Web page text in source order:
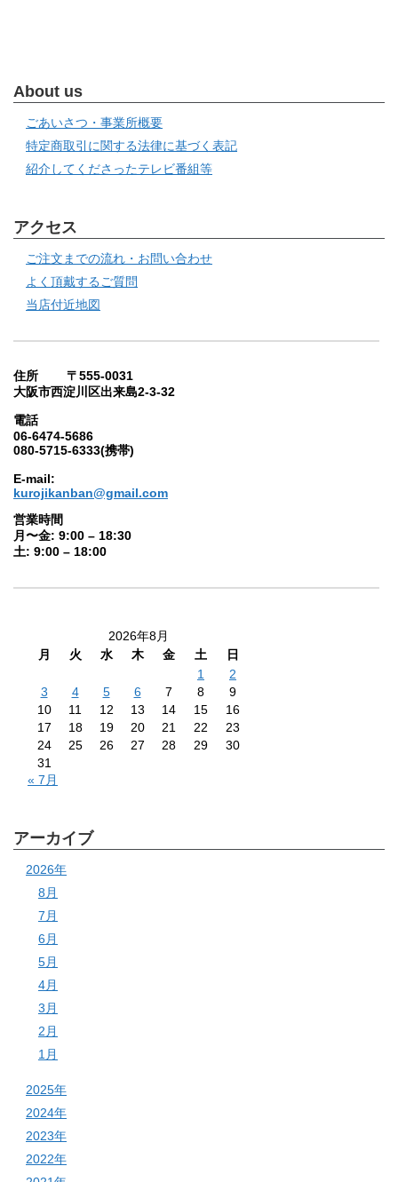
About us
ごあいさつ・事業所概要
特定商取引に関する法律に基づく表記
紹介してくださったテレビ番組等
アクセス
ご注文までの流れ・お問い合わせ
よく頂戴するご質問
当店付近地図
住所 〒555-0031
大阪市西淀川区出来島2-3-32
電話
06-6474-5686
080-5715-6333(携帯)
E-mail:
kurojikanban@gmail.com
営業時間
月〜金: 9:00 – 18:30
土: 9:00 – 18:00
2026年8月
月
火 水 木 金 土
日
1
2
3
4 5 6 7 8
9
10
11 12 13 14 15
16
17
18 19 20 21 22
23
24
25 26 27 28 29
30
31
« 7月
アーカイブ
2026年
8月
7月
6月
5月
4月
3月
2月
1月
2025年
2024年
2023年
2022年